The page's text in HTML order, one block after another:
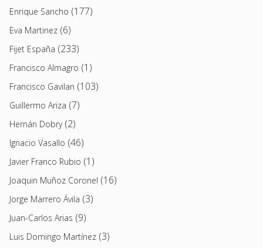
Enrique Sancho (177)
Eva Martinez (6)
Fijet España (233)
Francisco Almagro (1)
Francisco Gavilan (103)
Guillermo Ariza (7)
Hernán Dobry(2)
Ignacio Vasallo (46)
Javier Franco Rubio (1)
Joaquin Muñoz Coronel (16)
Jorge Marrero Ávila (3)
Juan-Carlos Arias (9)
Luis Domingo Martínez (3)